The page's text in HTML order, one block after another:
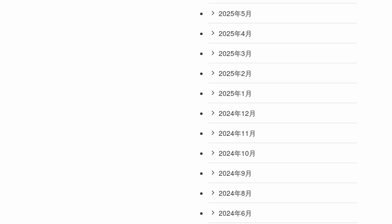
2025年5月
2025年4月
2025年3月
2025年2月
2025年1月
2024年12月
2024年11月
2024年10月
2024年9月
2024年8月
2024年6月